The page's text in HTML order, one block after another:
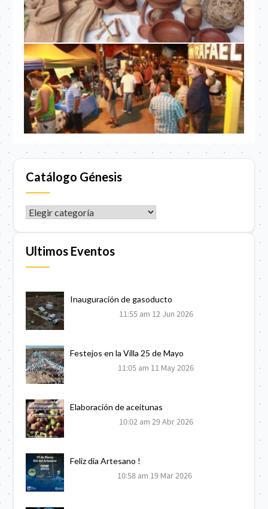
Catálogo Génesis
CATÁLOGO GÉNESIS
Ultimos Eventos
Inauguración de gasoducto
11:55 am 12 Jun 2026
Festejos en la Villa 25 de Mayo
11:05 am 11 May 2026
Elaboración de aceitunas
10:02 am 29 Abr 2026
Feliz dia Artesano !
10:58 am 19 Mar 2026